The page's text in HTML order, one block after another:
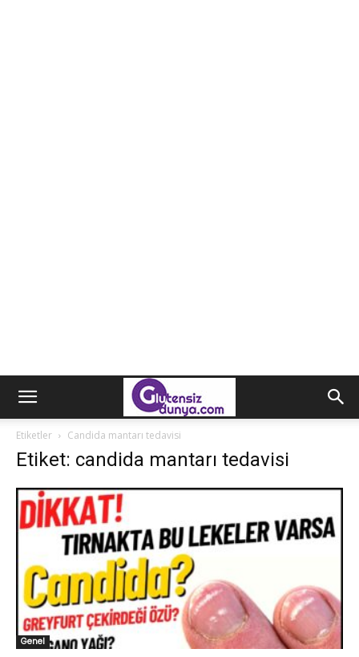
Etiketler Candida mantarı tedavisi
Etiket: candida mantarı tedavisi
Genel